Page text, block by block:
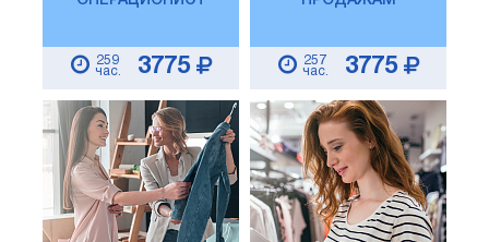
259
час.
3775
257
час.
3775